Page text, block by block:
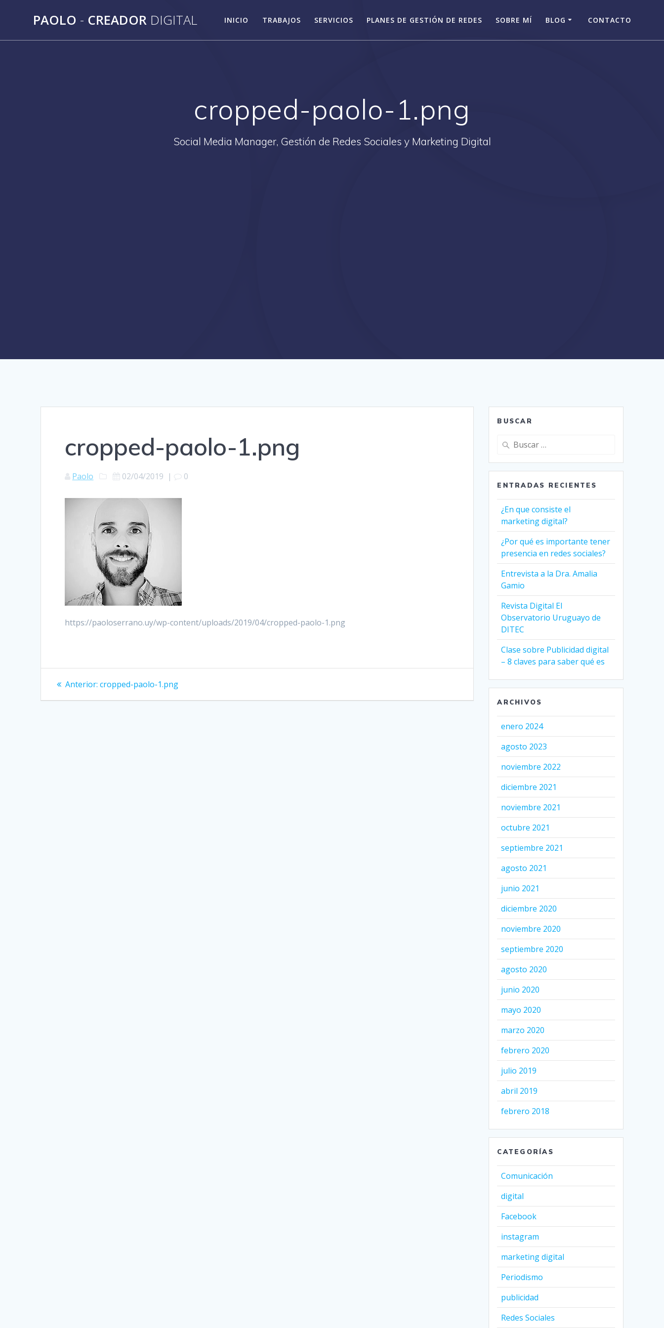
PAOLO - CREADOR DIGITAL INICIO TRABAJOS SERVICIOS PLANES DE GESTIÓN DE REDES SOBRE MÍ BLOG CONTACTO
cropped-paolo-1.png
Social Media Manager, Gestión de Redes Sociales y Marketing Digital
cropped-paolo-1.png
Paolo 02/04/2019 | 0
https://paoloserrano.uy/wp-content/uploads/2019/04/cropped-paolo-1.png
Navegación
de
Anterior: Entrada
cropped-paolo-1.png
BUSCAR
Buscar:
ENTRADAS RECIENTES
¿En que consiste el
marketing digital?
¿Por qué es importante tener
presencia en redes sociales?
Entrevista a la Dra. Amalia
Gamio
Revista Digital El
Observatorio Uruguayo de
DITEC
Clase sobre Publicidad digital
– 8 claves para saber qué es
ARCHIVOS
enero 2024
agosto 2023
noviembre 2022
diciembre 2021
noviembre 2021
octubre 2021
septiembre 2021
agosto 2021
junio 2021
diciembre 2020
noviembre 2020
septiembre 2020
agosto 2020
junio 2020
mayo 2020
marzo 2020
febrero 2020
julio 2019
abril 2019
febrero 2018
CATEGORÍAS
Comunicación
digital
Facebook
instagram
marketing digital
Periodismo
publicidad
Redes Sociales